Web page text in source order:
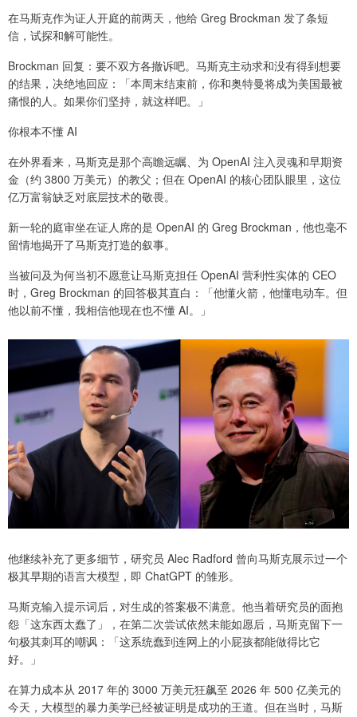
在马斯克作为证人开庭的前两天，他给 Greg Brockman 发了条短
信，试探和解可能性。
Brockman 回复：要不双方各撤诉吧。马斯克主动求和没有得到想要
的结果，决绝地回应：「本周末结束前，你和奥特曼将成为美国最被
痛恨的人。如果你们坚持，就这样吧。」
你根本不懂 AI
在外界看来，马斯克是那个高瞻远瞩、为 OpenAI 注入灵魂和早期资
金（约 3800 万美元）的教父；但在 OpenAI 的核心团队眼里，这位
亿万富翁缺乏对底层技术的敬畏。
新一轮的庭审坐在证人席的是 OpenAI 的 Greg Brockman，他也毫不
留情地揭开了马斯克打造的叙事。
当被问及为何当初不愿意让马斯克担任 OpenAI 营利性实体的 CEO
时，Greg Brockman 的回答极其直白：「他懂火箭，他懂电动车。但
他以前不懂，我相信他现在也不懂 AI。」
他继续补充了更多细节，研究员 Alec Radford 曾向马斯克展示过一个
极其早期的语言大模型，即 ChatGPT 的雏形。
马斯克输入提示词后，对生成的答案极不满意。他当着研究员的面抱
怨「这东西太蠢了」，在第二次尝试依然未能如愿后，马斯克留下一
句极其刺耳的嘲讽：「这系统蠢到连网上的小屁孩都能做得比它
好。」
在算力成本从 2017 年的 3000 万美元狂飙至 2026 年 500 亿美元的
今天，大模型的暴力美学已经被证明是成功的王道。但在当时，马斯